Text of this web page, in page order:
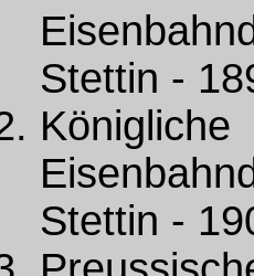
Stettin -
Königliche
Stettin -